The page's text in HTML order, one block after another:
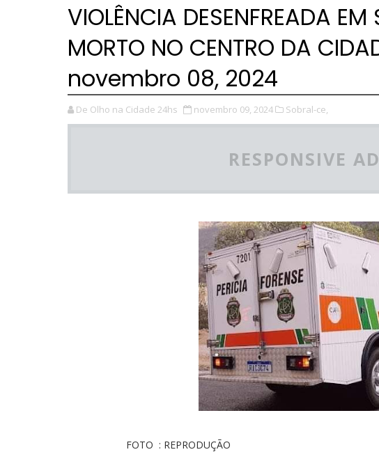
VIOLÊNCIA DESENFREADA
MORTO NO CENTRO DA
novembro 08, 2024
De Olho na Cidade 24hs novembro 09, 2024 Sobral-ce,
RESPONSIVE
FOTO : REPRODUÇÃO